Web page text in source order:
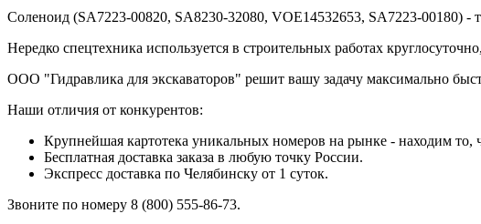
Соленоид (SA7223-00820, SA8230-32080, VOE14532653, SA7223-00180) -
Нередко спецтехника используется в строительных работах
ООО "Гидравлика для экскаваторов" решит вашу задачу максимально
Наши отличия от конкурентов:
Крупнейшая картотека уникальных номеров на рынке - находим то,
Бесплатная доставка заказа в любую точку России.
Экспресс доставка по Челябинску от 1 суток.
Звоните по номеру 8 (800) 555-86-73.